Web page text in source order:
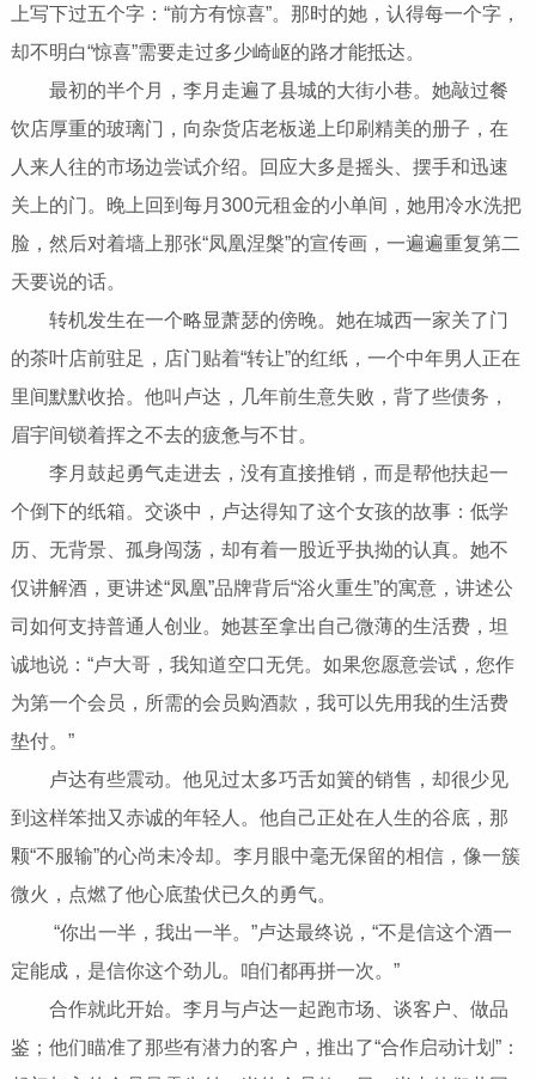
上写下过五个字：“前方有惊喜”。那时的她，认得每一个字，
却不明白“惊喜”需要走过多少崎岖的路才能抵达。
最初的半个月，李月走遍了县城的大街小巷。她敲过餐
饮店厚重的玻璃门，向杂货店老板递上印刷精美的册子，在
人来人往的市场边尝试介绍。回应大多是摇头、摆手和迅速
关上的门。晚上回到每月300元租金的小单间，她用冷水洗把
脸，然后对着墙上那张“凤凰涅槃”的宣传画，一遍遍重复第二
天要说的话。
转机发生在一个略显萧瑟的傍晚。她在城西一家关了门
的茶叶店前驻足，店门贴着“转让”的红纸，一个中年男人正在
里间默默收拾。他叫卢达，几年前生意失败，背了些债务，
眉宇间锁着挥之不去的疲惫与不甘。
李月鼓起勇气走进去，没有直接推销，而是帮他扶起一
个倒下的纸箱。交谈中，卢达得知了这个女孩的故事：低学
历、无背景、孤身闯荡，却有着一股近乎执拗的认真。她不
仅讲解酒，更讲述“凤凰”品牌背后“浴火重生”的寓意，讲述公
司如何支持普通人创业。她甚至拿出自己微薄的生活费，坦
诚地说：“卢大哥，我知道空口无凭。如果您愿意尝试，您作
为第一个会员，所需的会员购酒款，我可以先用我的生活费
垫付。”
卢达有些震动。他见过太多巧舌如簧的销售，却很少见
到这样笨拙又赤诚的年轻人。他自己正处在人生的谷底，那
颗“不服输”的心尚未冷却。李月眼中毫无保留的相信，像一簇
微火，点燃了他心底蛰伏已久的勇气。
“你出一半，我出一半。”卢达最终说，“不是信这个酒一
定能成，是信你这个劲儿。咱们都再拼一次。”
合作就此开始。李月与卢达一起跑市场、谈客户、做品
鉴；他们瞄准了那些有潜力的客户，推出了“合作启动计划”：